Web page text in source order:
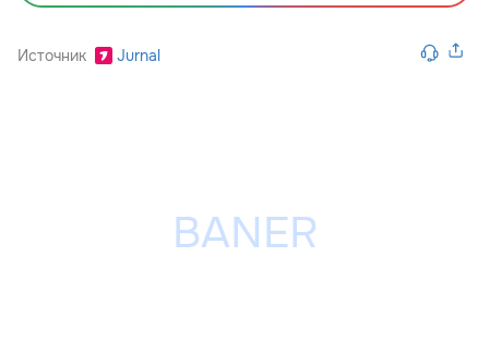
Источник Jurnal